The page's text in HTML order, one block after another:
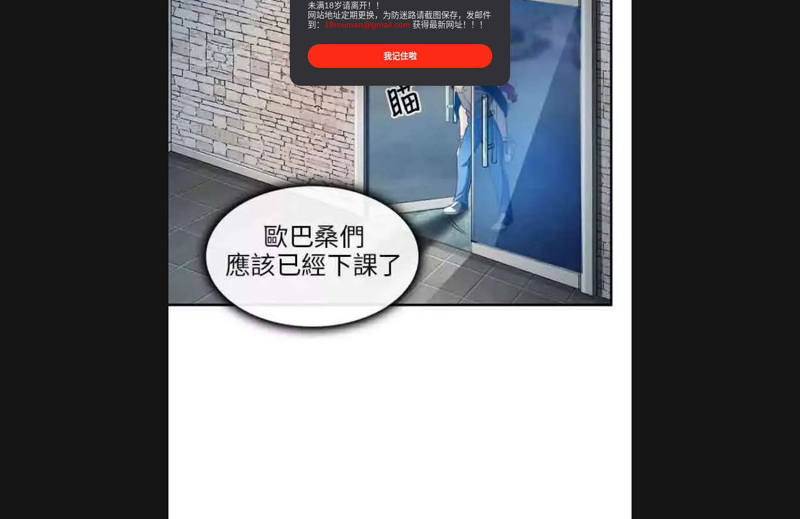
未满18岁请离开！！
网站地址定期更换，为防迷路请截图保存，发邮件
到： 18rouman@gmail.com 获得最新网址！！！
我记住啦